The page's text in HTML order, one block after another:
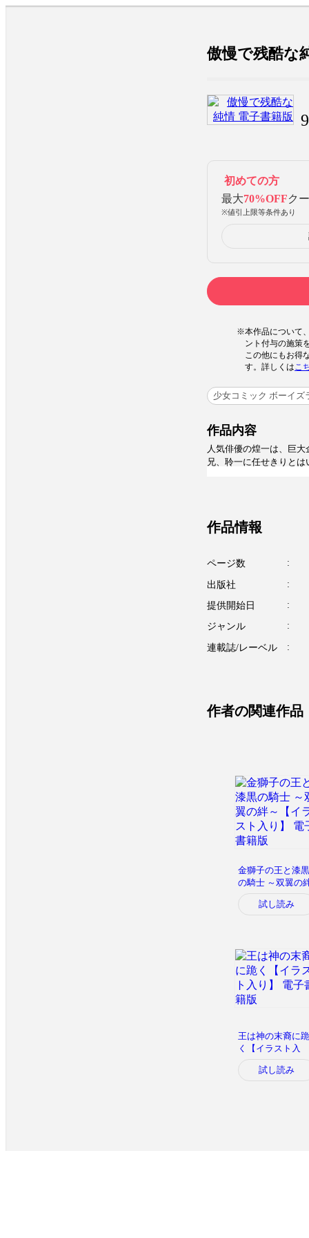
傲慢で残酷な
初めての方
最大70%OFFク
※値引上限等条件あり
本作品について
ント付与の施策
この他にもお得
す。詳しくはこ
少女コミック ボーイズ
作品内容
人気俳優の煌一は、巨
兄、聆一に任せきりと
スト水貴はすの
作品情報
ページ数
出版社
提供開始日
ジャンル
連載誌/レーベル
作者の関連作品
金獅子の王と漆黒
の騎士 ～双翼の
り】 電子書籍版
試し読み
王は神の末裔に跪
く【イラスト入
試し読み